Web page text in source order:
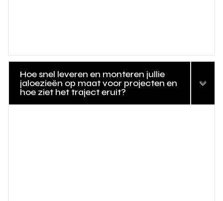
Hoe snel leveren en monteren jullie
jaloezieën op maat voor projecten en
hoe ziet het traject eruit?